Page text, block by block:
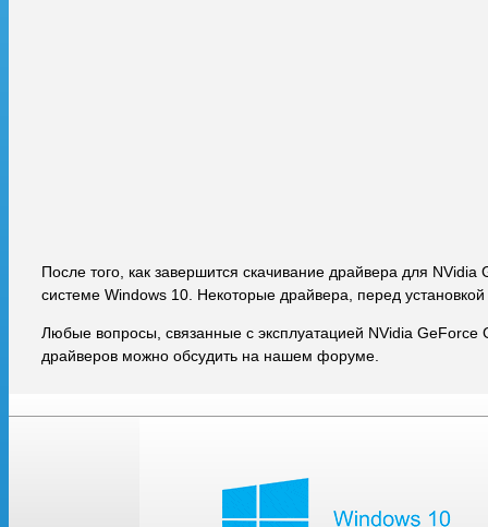
После того, как завершится скачивание драйвера для
системе Windows 10. Некоторые драйвера, перед
Любые вопросы, связанные с эксплуатацией NVidia GeForce
драйверов можно обсудить на нашем форуме.